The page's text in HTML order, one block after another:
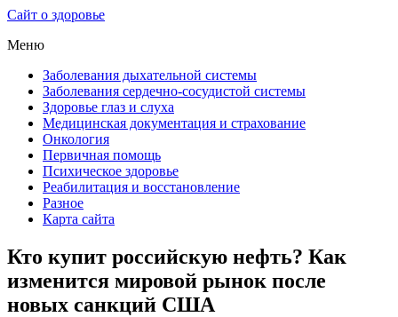
Сайт о здоровье
Меню
Заболевания дыхательной системы
Заболевания сердечно-сосудистой системы
Здоровье глаз и слуха
Медицинская документация и страхование
Онкология
Первичная помощь
Психическое здоровье
Реабилитация и восстановление
Разное
Карта сайта
Кто купит российскую нефть? Как
изменится мировой рынок после
новых санкций США